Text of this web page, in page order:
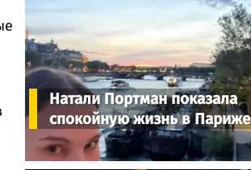
Натали Портман показала
спокойную жизнь в Париже